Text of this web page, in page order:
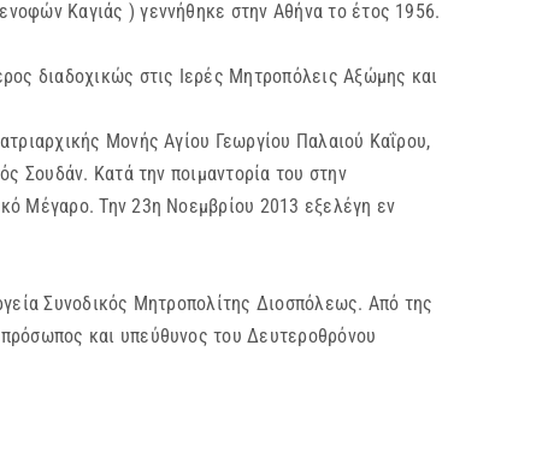
Καγιάς ) γεννήθηκε στην Αθήνα το έτος 1956.
διαδοχικώς στις Ιερές Μητροπόλεις Αξώμης και
Μονής Αγίου Γεωργίου Παλαιού Καΐρου,
Σουδάν. Κατά την ποιμαντορία του στην
Μέγαρο. Την 23η Νοεμβρίου 2013 εξελέγη εν
Συνοδικός Μητροπολίτης Διοσπόλεως. Από της
και υπεύθυνος του Δευτεροθρόνου